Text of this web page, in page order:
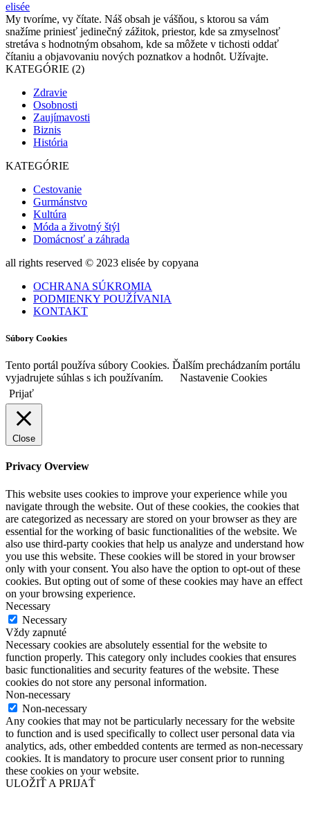
elisée
My tvoríme, vy čítate. Náš obsah je vášňou, s ktorou sa vám
snažíme priniesť jedinečný zážitok, priestor, kde sa zmyselnosť
stretáva s hodnotným obsahom, kde sa môžete v tichosti oddať
čítaniu a objavovaniu nových poznatkov a hodnôt. Užívajte.
KATEGÓRIE (2)
Zdravie
Osobnosti
Zaujímavosti
Biznis
História
KATEGÓRIE
Cestovanie
Gurmánstvo
Kultúra
Móda a životný štýl
Domácnosť a záhrada
all rights reserved © 2023 elisée by copyana
OCHRANA SÚKROMIA
PODMIENKY POUŽÍVANIA
KONTAKT
Súbory Cookies
Tento portál používa súbory Cookies. Ďalším prechádzaním portálu
vyjadrujete súhlas s ich používaním.
Nastavenie Cookies
Prijať
Close
Privacy Overview
This website uses cookies to improve your experience while you
navigate through the website. Out of these cookies, the cookies that
are categorized as necessary are stored on your browser as they are
essential for the working of basic functionalities of the website. We
also use third-party cookies that help us analyze and understand how
you use this website. These cookies will be stored in your browser
only with your consent. You also have the option to opt-out of these
cookies. But opting out of some of these cookies may have an effect
on your browsing experience.
Necessary
Necessary
Vždy zapnuté
Necessary cookies are absolutely essential for the website to
function properly. This category only includes cookies that ensures
basic functionalities and security features of the website. These
cookies do not store any personal information.
Non-necessary
Non-necessary
Any cookies that may not be particularly necessary for the website
to function and is used specifically to collect user personal data via
analytics, ads, other embedded contents are termed as non-necessary
cookies. It is mandatory to procure user consent prior to running
these cookies on your website.
ULOŽIŤ A PRIJAŤ